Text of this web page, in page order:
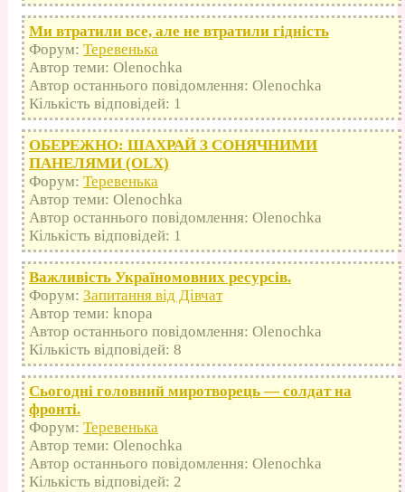
Ми втратили все, але не втратили гідність
Форум: Теревенька
Автор теми: Olenochka
Автор останнього повідомлення: Olenochka
Кількість відповідей: 1
ОБЕРЕЖНО: ШАХРАЙ З СОНЯЧНИМИ
ПАНЕЛЯМИ (OLX)
Форум: Теревенька
Автор теми: Olenochka
Автор останнього повідомлення: Olenochka
Кількість відповідей: 1
Важливість Україномовних ресурсів.
Форум: Запитання від Дівчат
Автор теми: knopa
Автор останнього повідомлення: Olenochka
Кількість відповідей: 8
Сьогодні головний миротворець — солдат на
фронті.
Форум: Теревенька
Автор теми: Olenochka
Автор останнього повідомлення: Olenochka
Кількість відповідей: 2